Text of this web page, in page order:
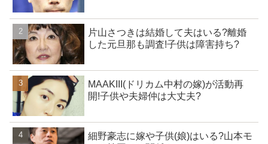
片山さつきは結婚して夫はいる?離婚
した元旦那も調査!子供は障害持ち?
MAAKIII(ドリカム中村の嫁)が活動再
開!子供や夫婦仲は大丈夫?
細野豪志に嫁や子供(娘)はいる?山本モ